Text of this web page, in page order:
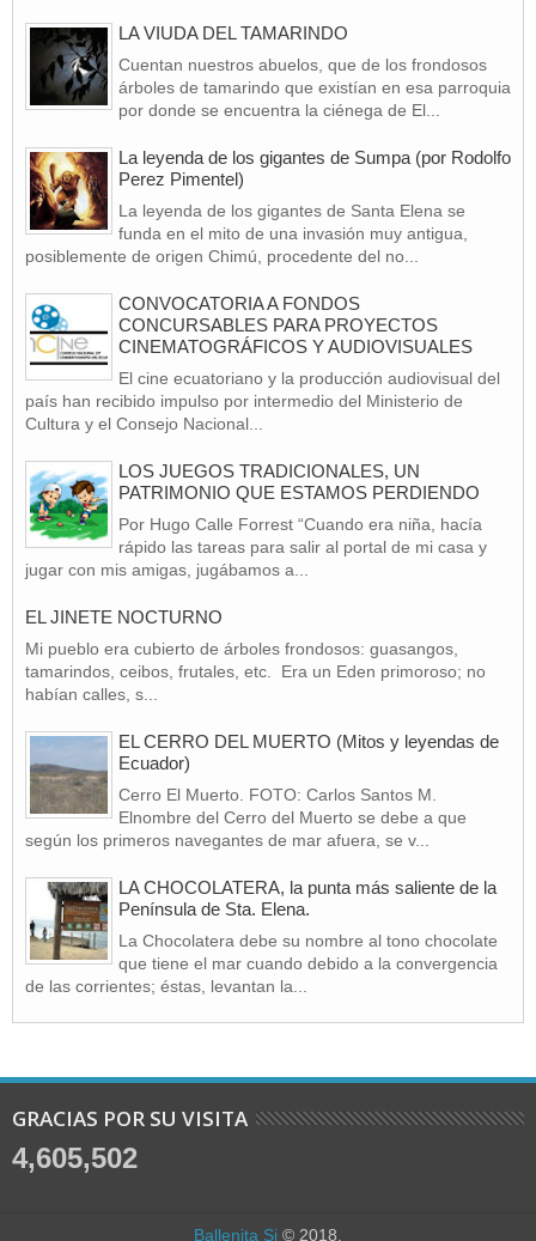
LA VIUDA DEL TAMARINDO
Cuentan nuestros abuelos, que de los frondosos
árboles de tamarindo que existían en esa parroquia
por donde se encuentra la ciénega de El...
La leyenda de los gigantes de Sumpa (por Rodolfo
Perez Pimentel)
La leyenda de los gigantes de Santa Elena se
funda en el mito de una invasión muy antigua,
posiblemente de origen Chimú, procedente del no...
CONVOCATORIA A FONDOS
CONCURSABLES PARA PROYECTOS
CINEMATOGRÁFICOS Y AUDIOVISUALES
El cine ecuatoriano y la producción audiovisual del
país han recibido impulso por intermedio del Ministerio de
Cultura y el Consejo Nacional...
LOS JUEGOS TRADICIONALES, UN
PATRIMONIO QUE ESTAMOS PERDIENDO
Por Hugo Calle Forrest “Cuando era niña, hacía
rápido las tareas para salir al portal de mi casa y
jugar con mis amigas, jugábamos a...
EL JINETE NOCTURNO
Mi pueblo era cubierto de árboles frondosos: guasangos,
tamarindos, ceibos, frutales, etc. Era un Eden primoroso; no
habían calles, s...
EL CERRO DEL MUERTO (Mitos y leyendas de
Ecuador)
Cerro El Muerto. FOTO: Carlos Santos M.
Elnombre del Cerro del Muerto se debe a que
según los primeros navegantes de mar afuera, se v...
LA CHOCOLATERA, la punta más saliente de la
Península de Sta. Elena.
La Chocolatera debe su nombre al tono chocolate
que tiene el mar cuando debido a la convergencia
de las corrientes; éstas, levantan la...
GRACIAS POR SU VISITA
4,605,502
Ballenita Si © 2018.